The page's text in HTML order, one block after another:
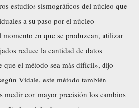
estudios sismográficos del núcleo que
a su paso por el núcleo
momento en que se produzcan, utilizar
reduce la cantidad de datos
que el método sea más difícil», dijo
Vidale, este método también
medir con mayor precisión los cambios